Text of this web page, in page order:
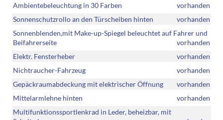
Ambientebeleuchtung in 30 Farben
vorhanden
Sonnenschutzrollo an den Türscheiben hinten
vorhanden
Sonnenblenden,mit Make-up-Spiegel beleuchtet auf Fahrer und
Beifahrerseite
vorhanden
Elektr. Fensterheber
vorhanden
Nichtraucher-Fahrzeug
vorhanden
Gepäckraumabdeckung mit elektrischer Öffnung
vorhanden
Mittelarmlehne hinten
vorhanden
Multifunktionssportlenkrad in Leder, beheizbar, mit